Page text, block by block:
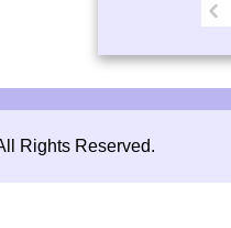
Rights Reserved.